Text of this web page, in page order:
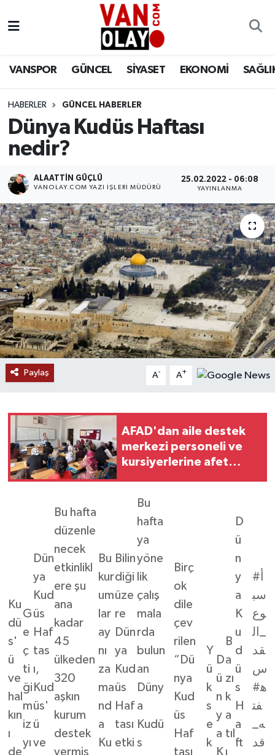
VANSPOR GÜNCEL SİYASET EKONOMİ
HABERLER GÜNCEL HABERLER
Dünya Kudüs Haftası
nedir?
ALAATTIN GÜÇLÜ
VANOLAY.COM YAZI İŞLERI MÜDÜRÜ
25.02.2022 - 06:08
YAYINLANMA
Paylaş A- A+
AFAD'dan aile destek
merkezi personeli ve
kursiyerlerine afet
Ku
dü
s'
ü
ve
hal
kın
ı
de
G
e
ç
ti
ği
m
iz
yı
Dün
ya
Kud
üs
Haf
tas
ı,
Kud
üs'
ü
ve
Bu hafta
düzenle
necek
etkinlikl
ere şu
ana
kadar
45
ülkeden
320
aşkın
kurum
destek
vermiş
Bu
kur
um
lar
ay
nı
za
ma
nd
a
Ku
Bilin
diği
üze
re
Dün
ya
Kud
üs
Haf
tası
etki
Bu
hafta
ya
yöne
lik
çalış
mala
rda
bulun
an
Düny
a
Kudü
s
Birç
ok
dile
çev
rilen
“Dü
nya
Kud
üs
Haf
tası
Y
ü
k
s
e
k
D
ü
n
y
a
K
B
a
zı
k
a
tıl
ı
D
ü
n
y
a
K
u
d
ü
s
H
a
ft
#أ
سب
وع
_ال
قد
س
#ه
فت
ه_
قد
Siyaset
Ekonomi
Eğitim
Bilim & Teknoloji
Dünya
RESMİ İLANLAR
Van Nöbetçi Eczaneler
Van Namaz Vakitleri
Van Trafik Yoğunluk Haritası
Süper Lig Puan Durumu ve Fikstür
Tüm Manşetler
Son Dakika Haberleri
Haber Arşivi